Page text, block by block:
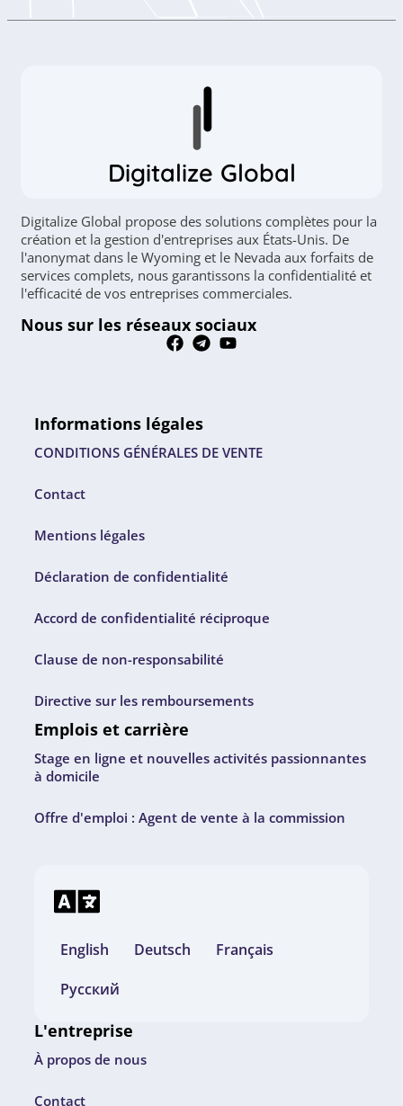
Digitalize Global
Digitalize Global propose des solutions complètes pour la
création et la gestion d'entreprises aux États-Unis. De
l'anonymat dans le Wyoming et le Nevada aux forfaits de
services complets, nous garantissons la confidentialité et
l'efficacité de vos entreprises commerciales.
Nous sur les réseaux sociaux
Informations légales
CONDITIONS GÉNÉRALES DE VENTE
Contact
Mentions légales
Déclaration de confidentialité
Accord de confidentialité réciproque
Clause de non-responsabilité
Directive sur les remboursements
Emplois et carrière
Stage en ligne et nouvelles activités passionnantes
à domicile
Offre d'emploi : Agent de vente à la commission
English Deutsch
Français
Русский
L'entreprise
À propos de nous
Contact